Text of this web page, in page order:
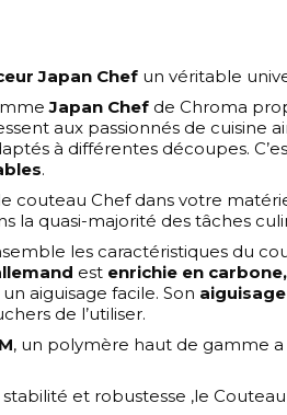
Japan Chef un véritable
Japan Chef de Chroma
aux passionnés de cuisine
à différentes découpes.
.
le couteau Chef dans votre
la quasi-majorité des tâches
les caractéristiques du
est enrichie en
aiguisage facile. Son
de l’utiliser.
, un polymère haut de gamme a
et robustesse ,le